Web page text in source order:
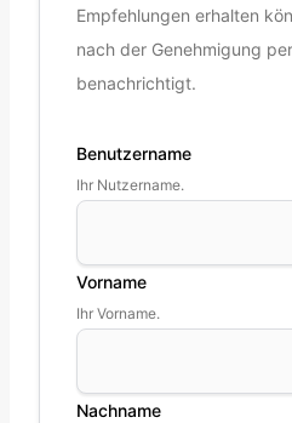
Empfehlungen erhalten
nach der Genehmigung
benachrichtigt.
Benutzername
Ihr Nutzername.
Vorname
Ihr Vorname.
Nachname